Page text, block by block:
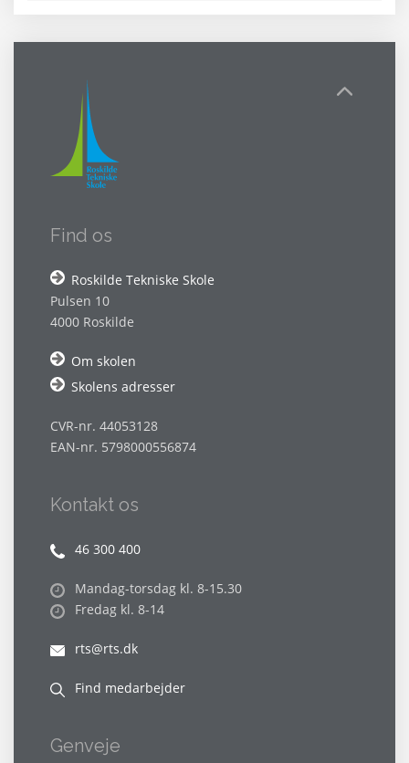
Find os
Roskilde Tekniske Skole
Pulsen 10
4000 Roskilde
Om skolen
Skolens adresser
CVR-nr. 44053128
EAN-nr. 5798000556874
Kontakt os
46 300 400
Mandag-torsdag kl. 8-15.30
Fredag kl. 8-14
rts@rts.dk
Find medarbejder
Genveje